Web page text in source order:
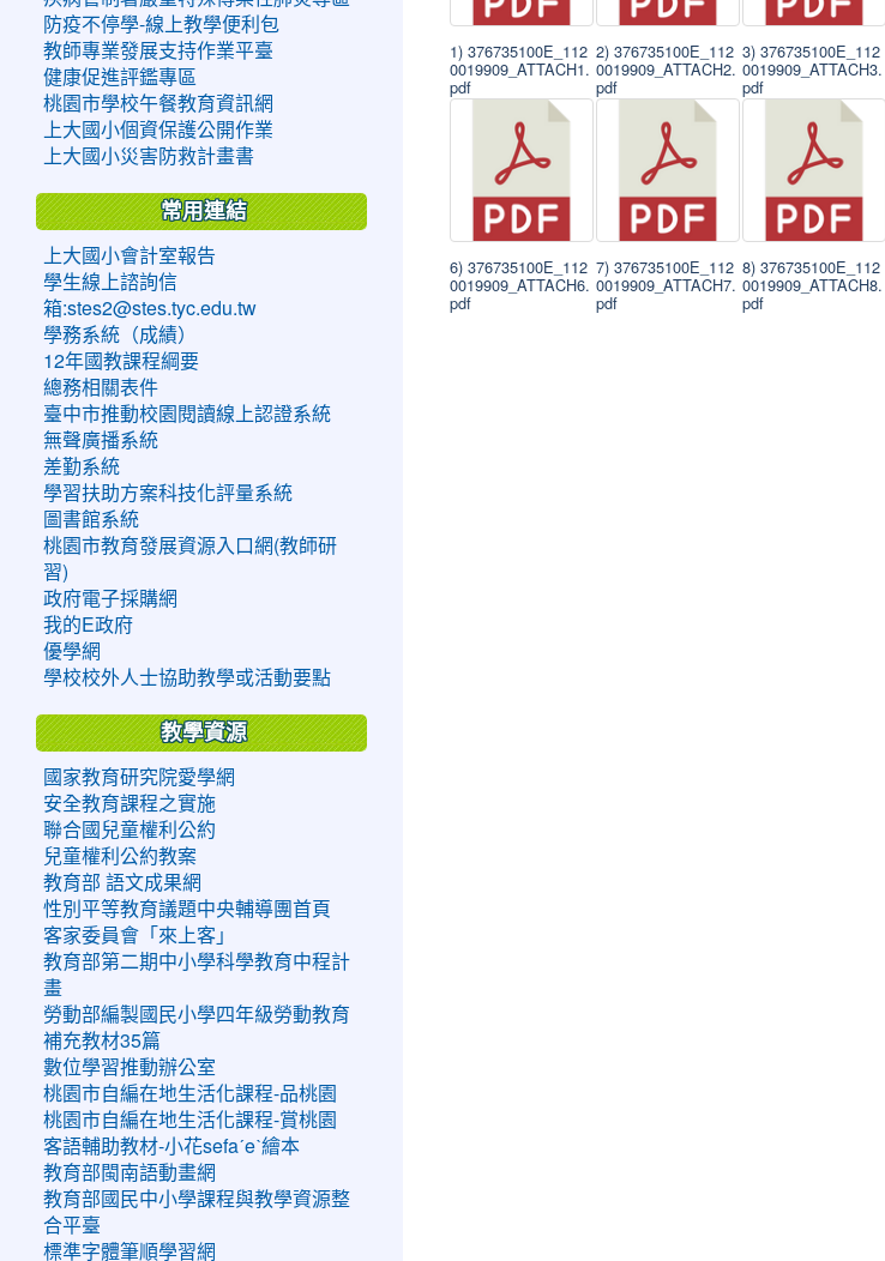
1) 376735100E_112
0019909_ATTACH1.
pdf
2) 376735100E_112
0019909_ATTACH2.
pdf
3) 376735100E_112
0019909_ATTACH3.
pdf
6) 376735100E_112
0019909_ATTACH6.
pdf
7) 376735100E_112
0019909_ATTACH7.
pdf
8) 376735100E_112
0019909_ATTACH8.
pdf
防疫不停學-線上教學便利包
教師專業發展支持作業平臺
健康促進評鑑專區
桃園市學校午餐教育資訊網
上大國小個資保護公開作業
上大國小災害防救計畫書
常用連結
上大國小會計室報告
學生線上諮詢信
箱:stes2@stes.tyc.edu.tw
學務系統（成績）
12年國教課程綱要
總務相關表件
臺中市推動校園閱讀線上認證系統
無聲廣播系統
差勤系統
學習扶助方案科技化評量系統
圖書館系統
桃園市教育發展資源入口網(教師研
習)
政府電子採購網
我的E政府
優學網
學校校外人士協助教學或活動要點
教學資源
國家教育研究院愛學網
安全教育課程之實施
聯合國兒童權利公約
兒童權利公約教案
教育部 語文成果網
性別平等教育議題中央輔導團首頁
客家委員會「來上客」
教育部第二期中小學科學教育中程計
畫
勞動部編製國民小學四年級勞動教育
補充教材35篇
數位學習推動辦公室
桃園市自編在地生活化課程-品桃園
桃園市自編在地生活化課程-賞桃園
客語輔助教材-小花sefaˊeˋ繪本
教育部閩南語動畫網
教育部國民中小學課程與教學資源整
合平臺
標準字體筆順學習網